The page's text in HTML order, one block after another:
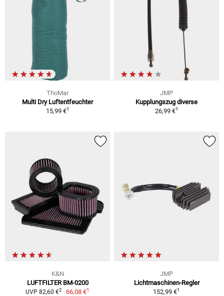
ThoMar
Multi Dry Luftentfeuchter
15,99 €1
JMP
Kupplungszug diverse
26,99 €1
K&N
LUFTFILTER BM-0200
UVP 82,60 €2 66,08 €1
JMP
Lichtmaschinen-Regler
152,99 €1